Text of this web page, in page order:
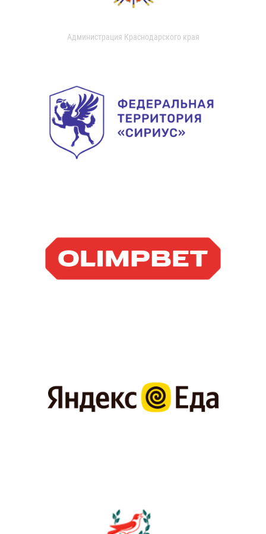
Администрация Краснодарского края